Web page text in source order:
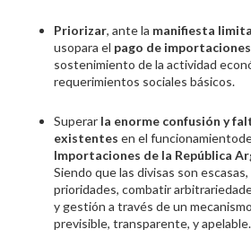
Priorizar, ante la manifiesta
usopara el pago de importaciones
sostenimiento de la actividad
requerimientos sociales básicos.
Superar la enorme confusión y
existentes en el
Importaciones de la República
Siendo que las divisas son
prioridades, combatir
y gestión a través de un
previsible, transparente, y apelable.